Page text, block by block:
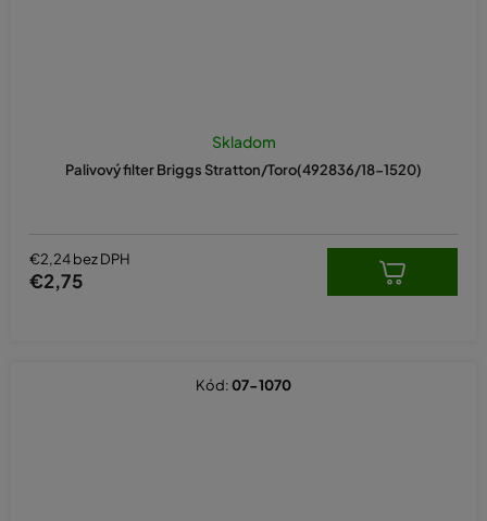
Palivový filter Briggs Stratton/Toro(492836/18-1520)
Skladom
€2,24 bez DPH
€2,75
Kód:07-1070